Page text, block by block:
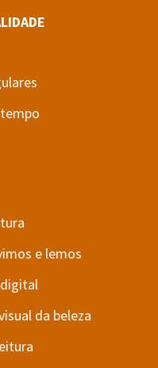
e lemos
da beleza